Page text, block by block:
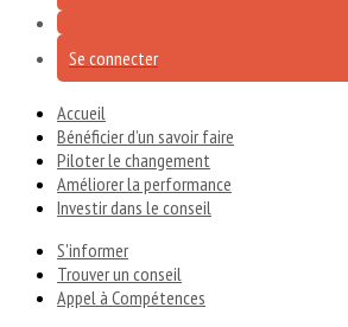
Se connecter
Accueil
Bénéficier d’un savoir faire
Piloter le changement
Améliorer la performance
Investir dans le conseil
S'informer
Trouver un conseil
Appel à Compétences